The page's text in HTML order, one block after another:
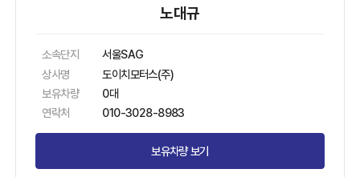
노대규
소속단지
서울SAG
상사명
도이치모터스(주)
보유차량
0대
연락처
010-3028-8983
보유차량 보기